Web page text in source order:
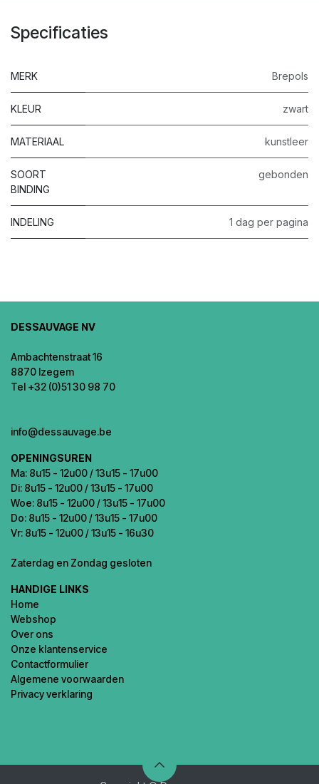
Specificaties
MERK Brepols
KLEUR zwart
MATERIAAL kunstleer
SOORT
BINDING
gebonden
INDELING 1 dag per pagina
DESSAUVAGE NV
Ambachtenstraat 16
8870 Izegem
Tel +32 (0)51 30 98 70
info@dessauvage.be
OPENINGSUREN
Ma: 8u15 - 12u00 / 13u15 - 17u00
Di: 8u15 - 12u00 / 13u15 - 17u00
Woe: 8u15 - 12u00 / 13u15 - 17u00
Do: 8u15 - 12u00 / 13u15 - 17u00
Vr: 8u15 - 12u00 / 13u15 - 16u30
Zaterdag en Zondag gesloten
HANDIGE LINKS
Home
Webshop
Over ons
Onze klantenservice
Contactformulier
Algemene voorwaarden
Privacy verklaring